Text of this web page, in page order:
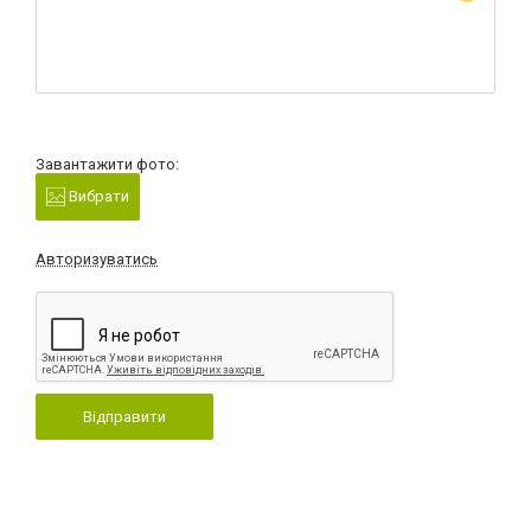
Завантажити фото:
Вибрати
Авторизуватись
Відправити